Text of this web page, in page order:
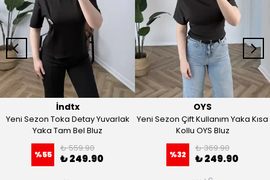
İndtx
Yeni Sezon Toka Detay Yuvarlak
Yaka Tam Bel Bluz
%55 ₺ 249.90
OYS
Yeni Sezon Çift Kullanım Yaka Kısa
Kollu OYS Bluz
%32 ₺ 249.90